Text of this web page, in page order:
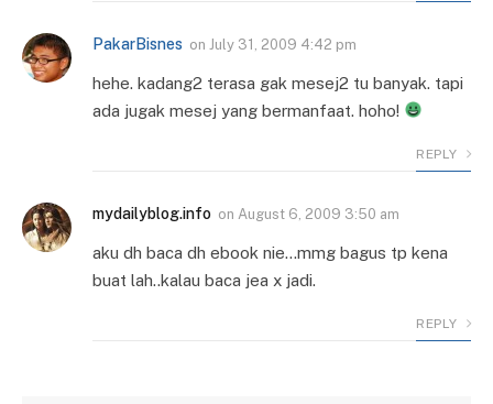
PakarBisnes on July 31, 2009 4:42 pm
hehe. kadang2 terasa gak mesej2 tu banyak. tapi
ada jugak mesej yang bermanfaat. hoho!
REPLY
mydailyblog.info on August 6, 2009 3:50 am
aku dh baca dh ebook nie…mmg bagus tp kena
buat lah..kalau baca jea x jadi.
REPLY